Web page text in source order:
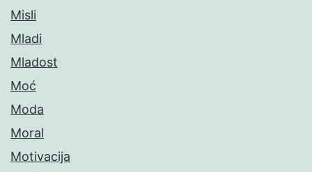
Misli
Mladi
Mladost
Moć
Moda
Moral
Motivacija